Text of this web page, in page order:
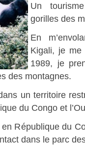
Un
gorilles des
En
Kigali, je me
1989, je
des montagnes.
un territoire
du Congo et
République du
dans le parc